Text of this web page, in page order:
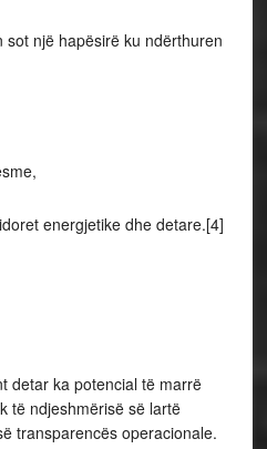
një hapësirë ku ndërthuren
energjetike dhe detare.[4]
detar ka potencial të marrë
të ndjeshmërisë së lartë
transparencës operacionale.